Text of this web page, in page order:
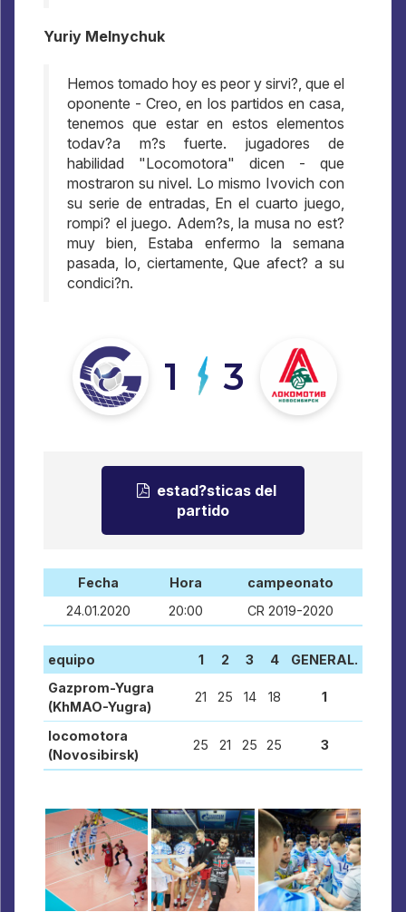
Yuriy Melnychuk
Hemos tomado hoy es peor y sirvi?, que el
oponente - Creo, en los partidos en casa,
tenemos que estar en estos elementos
todav?a m?s fuerte. jugadores de
habilidad "Locomotora" dicen - que
mostraron su nivel. Lo mismo Ivovich con
su serie de entradas, En el cuarto juego,
rompi? el juego. Adem?s, la musa no est?
muy bien, Estaba enfermo la semana
pasada, lo, ciertamente, Que afect? a su
condici?n.
1 3
estad?sticas del
partido
Fecha Hora
campeonato
24.01.2020
20:00 CR 2019-2020
equipo 1 2 3 4
GENERAL.
Gazprom-Yugra
(KhMAO-Yugra)
21 25 14 18 1
locomotora
(Novosibirsk)
25 21 25 25 3